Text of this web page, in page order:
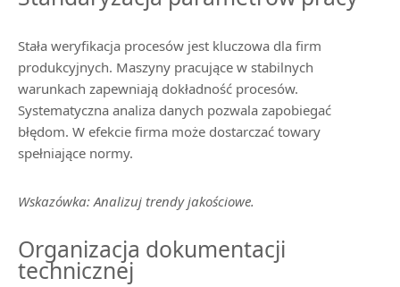
Stała weryfikacja procesów jest kluczowa dla firm
produkcyjnych. Maszyny pracujące w stabilnych
warunkach zapewniają dokładność procesów.
Systematyczna analiza danych pozwala zapobiegać
błędom. W efekcie firma może dostarczać towary
spełniające normy.
Wskazówka: Analizuj trendy jakościowe.
Organizacja dokumentacji
technicznej